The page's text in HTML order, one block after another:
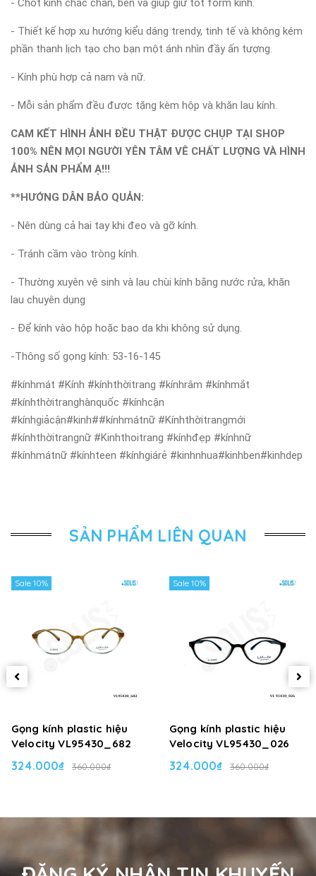
- Thiết kế hợp xu hướng kiểu dáng trendy, tinh tế và không kém
phần thanh lịch tạo cho bạn một ánh nhìn đầy ấn tượng.
- Kính phù hợp cả nam và nữ.
- Mỗi sản phẩm đều được tặng kèm hộp và khăn lau kính.
CAM KẾT HÌNH ẢNH ĐỀU THẬT ĐƯỢC CHỤP TẠI SHOP
100% NÊN MỌI NGƯỜI YÊN TÂM VÊ CHẤT LƯỢNG VÀ HÌNH
ẢNH SẢN PHẨM Ạ!!!
**HƯỚNG DẪN BẢO QUẢN:
- Nên dùng cả hai tay khi đeo và gỡ kính.
- Tránh cầm vào tròng kính.
- Thường xuyên vệ sinh và lau chùi kính bằng nước rửa, khăn
lau chuyên dụng
- Để kính vào hộp hoặc bao da khi không sử dụng.
-Thông số gọng kính: 53-16-145
#kínhmát #Kính #kínhthờitrang #kínhrâm #kínhmắt
#kínhthờitranghànquốc #kínhcận
#kínhgiảcận#kinh##kínhmátnữ #Kínhthờitrangmới
#kínhthờitrangnữ #Kinhthoitrang #kínhđẹp #kínhnữ
#kínhmátnữ #kínhteen #kínhgiárẻ #kinhnhua#kinhben#kinhdep
SẢN PHẨM LIÊN QUAN
Sale 10%
Gọng kính plastic hiệu
Velocity VL95430_682
324.000₫ 360.000₫
Sale 10%
Gọng kính plastic hiệu
Velocity VL95430_026
324.000₫ 360.000₫